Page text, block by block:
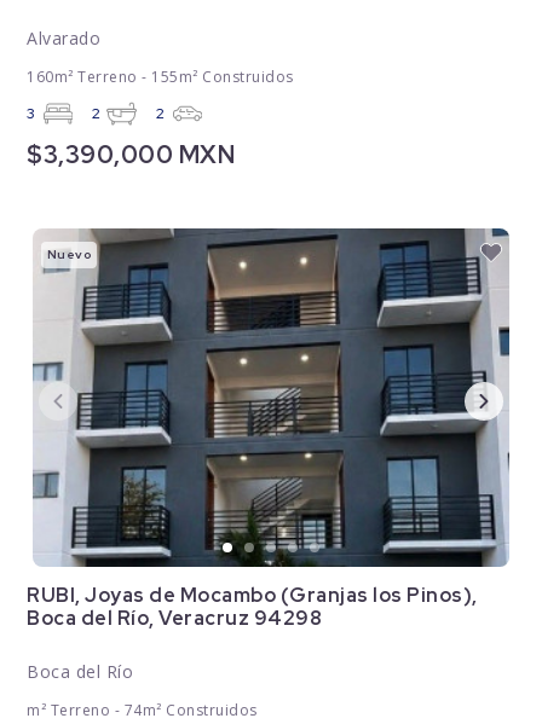
Alvarado
160m² Terreno - 155m² Construidos
3 2 2
$3,390,000 MXN
RUBI, Joyas de Mocambo (Granjas los Pinos),
Boca del Río, Veracruz 94298
Boca del Río
m² Terreno - 74m² Construidos
Nuevo